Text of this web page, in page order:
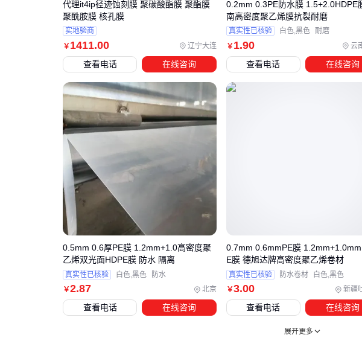
四、包装袋与封
采购中石化包装袋
问题。不同材质的
便携式气动打包机
动设备，需根据日
贴标环节同样存在
普通贴标机
的胶
脱落胶槽和预热功
持清晰。
￥1411.00 辽宁大连
代理it4ip径迹蚀刻膜 聚碳酸酯膜 聚酯膜
聚酰胺膜 核孔膜
实地验商
查看电话 在线咨询
￥1.90 云
0.2mm 0.3PE防水膜 1.5+2.0HDPE
南高密度聚乙烯膜抗裂耐磨
真实性已核验 白色,黑色 耐磨
查看电话 在线咨询
￥2.87 北京
0.5mm 0.6厚PE膜 1.2mm+1.0高密度聚
乙烯双光面HDPE膜 防水 隔离
真实性已核验 白色,黑色 防水
查看电话 在线咨询
￥3.00 新疆
0.7mm 0.6mmPE膜
E膜 德旭达牌高密度聚乙烯卷材
真实性已核验 防水卷材 白色,黑色
查看电话 在线咨询
展开更多